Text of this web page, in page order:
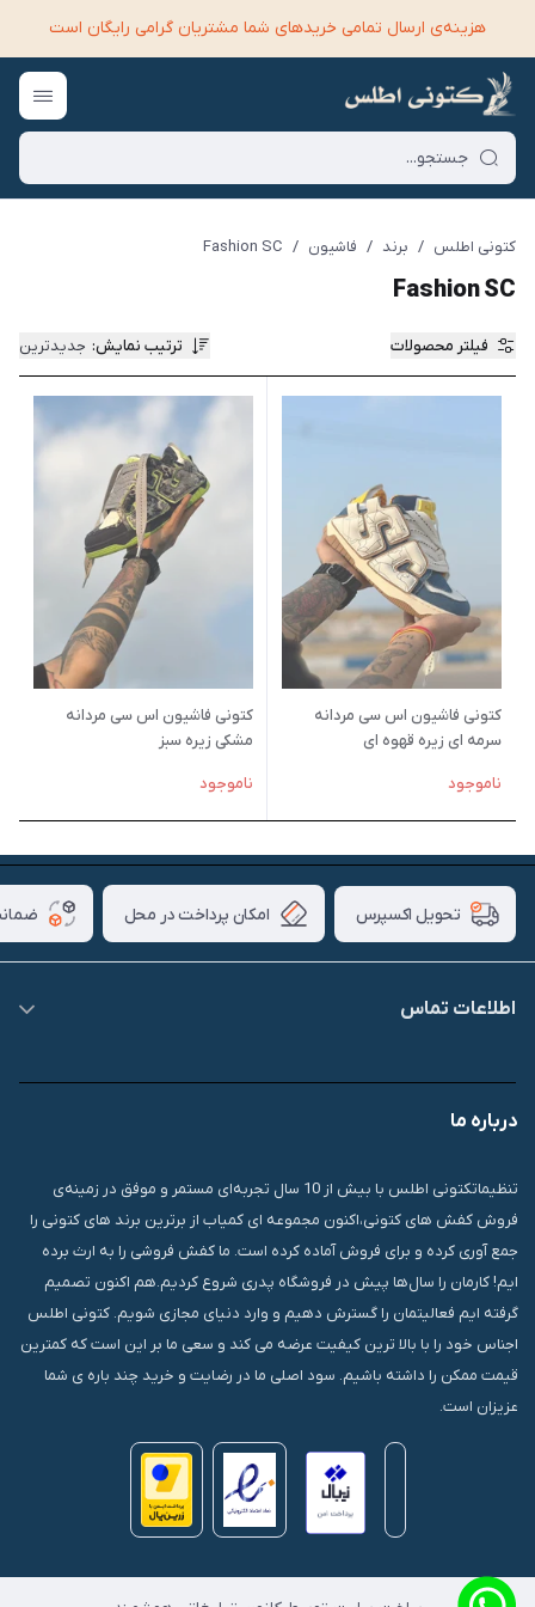
هزینه‌ی ارسال تمامی خرید‌های شما مشتریان گرامی رایگان است
کتونی اطلس / برند / فاشیون /
Fashion SC
Fashion SC
فیلتر محصولات ترتیب نمایش: جدیدترین
کتونی فاشیون اس سی مردانه
سرمه ای زیره قهوه ای
ناموجود
کتونی فاشیون اس سی مردانه
مشکی زیره سبز
ناموجود
تحویل اکسپرس امکان پرداخت در محل
اطلاعات تماس
درباره ما
تنظیماتکتونی اطلس با بیش از 10 سال تجربه‌ای مستمر و موفق در زمینه‌ی
فروش کفش های کتونی،اکنون مجموعه ای کمیاب از برترین برند های کتونی را
جمع آوری کرده و برای فروش آماده کرده است. ما کفش فروشی را به ارث برده
ایم! کارمان را سال‌ها پیش در فروشگاه پدری شروع کردیم.هم اکنون تصمیم
گرفته ایم فعالیتمان را گسترش دهیم و وارد دنیای مجازی شویم. کتونی اطلس
اجناس خود را با بالا ترین کیفیت عرضه می کند و سعی ما بر این است که کمترین
قیمت ممکن را داشته باشیم. سود اصلی ما در رضایت و خرید چند باره ی شما
عزیزان است.